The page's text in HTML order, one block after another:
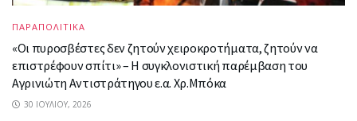
ΠΑΡΑΠΟΛΙΤΙΚΑ
«Οι πυροσβέστες δεν ζητούν χειροκροτήματα, ζητούν να
επιστρέφουν σπίτι» – Η συγκλονιστική παρέμβαση του
Αγρινιώτη Αντιστράτηγου ε.α. Χρ.Μπόκα
30 ΙΟΥΛΊΟΥ, 2026